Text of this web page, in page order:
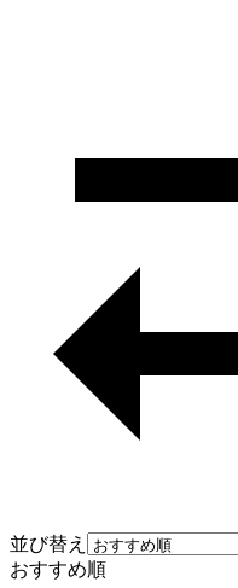
並び替え
おすすめ順